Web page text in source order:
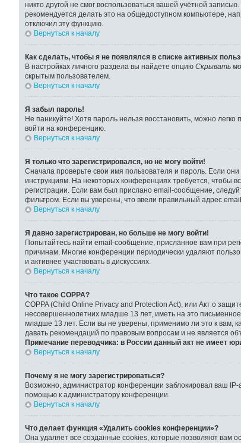
никто другой не смог воспользоваться вашей учётной
рекомендуется делать это на общедоступном компьютере,
отключил эту функцию.
Вернуться к началу
Как сделать, чтобы я не появлялся в списке активных
В настройках личного раздела вы найдете опцию Скрывать
скрытым пользователем.
Вернуться к началу
Я забыл пароль!
Не паникуйте! Хотя пароль нельзя восстановить, можно
войти на конференцию.
Вернуться к началу
Я только что зарегистрировался, но не могу войти!
Сначала проверьте свои имя пользователя и пароль. Если
инструкциям. На некоторых конференциях требуется, чтобы
регистрации. Если вам был прислано email-сообщение,
фильтром. Если вы уверены, что ввели правильный адрес
Вернуться к началу
Я давно зарегистрирован, но больше не могу войти!
Попытайтесь найти email-сообщение, присланное вам при
причинам. Многие конференции периодически удаляют
и активнее участвовать в дискуссиях.
Вернуться к началу
Что такое COPPA?
COPPA (Child Online Privacy and Protection Act), или Акт о
несовершеннолетних младше 13 лет, иметь на это
младше 13 лет. Если вы не уверены, применимо ли это к вам,
давать рекомендаций по правовым вопросам и не является
Примечание переводчика: в России данный акт не имеет
Вернуться к началу
Почему я не могу зарегистрироваться?
Возможно, администратор конференции заблокировал ваш
помощью к администратору конференции.
Вернуться к началу
Что делает функция «Удалить cookies конференции»?
Она удаляет все созданные cookies, которые позволяют вам